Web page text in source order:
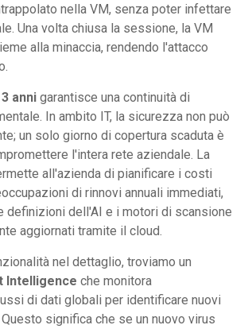
nella VM, senza poter infettare
Una volta chiusa la sessione, la VM
alla minaccia, rendendo l'attacco
3 anni garantisce una continuità di
In ambito IT, la sicurezza non può
un solo giorno di copertura scaduta è
l'intera rete aziendale. La
all'azienda di pianificare i costi
di rinnovi annuali immediati,
definizioni dell'AI e i motori di scansione
aggiornati tramite il cloud.
nel dettaglio, troviamo un
Intelligence che monitora
di dati globali per identificare nuovi
significa che se un nuovo virus